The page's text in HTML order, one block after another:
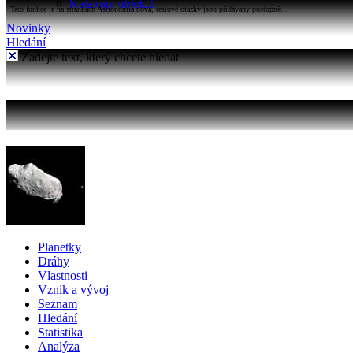
Katalogy objektů
Tato funkce je na stránkách Astronomia nová, testové otázky jsou přidávány postupně...
Novinky
Hledání
Zadejte text, který chcete hledat
Planetky
Dráhy
Vlastnosti
Vznik a vývoj
Seznam
Hledání
Statistika
Analýza